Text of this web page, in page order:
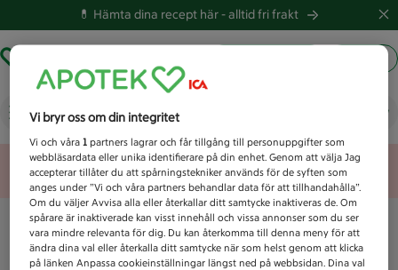
💊 Hämta dina recept här -alltid fri frakt
Vad letar du efter idag?
Unknown error
Vi bryr oss om din integritet
Vi och våra1 partners lagrar och får tillgång till personuppgifter som
webbläsardata eller unika identifierare på din enhet. Genom att välja Jag
accepterar tillåter du att spårningstekniker används för de syften som
anges under ”Vi och våra partners behandlar data för att tillhandahålla”.
Om du väljer Avvisa alla eller återkallar ditt samtycke inaktiveras de. Om
spårare är inaktiverade kan visst innehåll och vissa annonser som du ser
vara mindre relevanta för dig. Du kan återkomma till denna meny för att
ändra dina val eller återkalla ditt samtycke när som helst genom att klicka
på länken Anpassa cookieinställningar längst ned på webbsidan. Dina val